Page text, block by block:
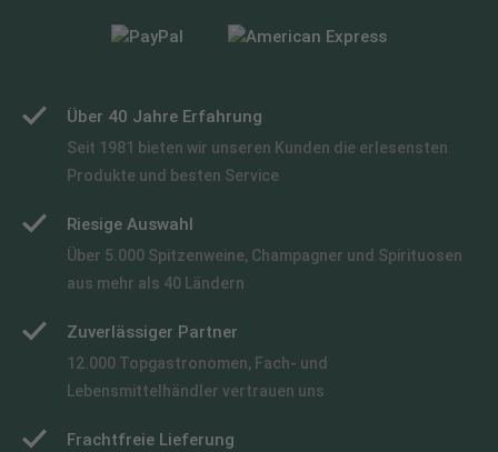
Über 40 Jahre Erfahrung
Seit 1981 bieten wir unseren Kunden die erlesensten
Produkte und besten Service
Riesige Auswahl
Über 5.000 Spitzenweine, Champagner und Spirituosen
aus mehr als 40 Ländern
Zuverlässiger Partner
12.000 Topgastronomen, Fach- und
Lebensmittelhändler vertrauen uns
Frachtfreie Lieferung